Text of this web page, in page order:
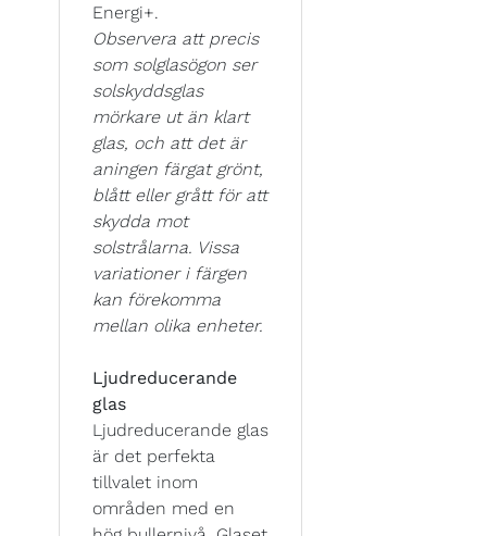
Energi+.
Observera att precis
som solglasögon ser
solskyddsglas
mörkare ut än klart
glas, och att det är
aningen färgat grönt,
blått eller grått för att
skydda mot
solstrålarna. Vissa
variationer i färgen
kan förekomma
mellan olika enheter.
Ljudreducerande
glas
Ljudreducerande glas
är det perfekta
tillvalet inom
områden med en